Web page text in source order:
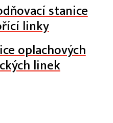
stanice
linky
oplachových
linek